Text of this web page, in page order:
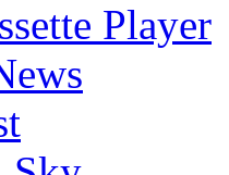
Player